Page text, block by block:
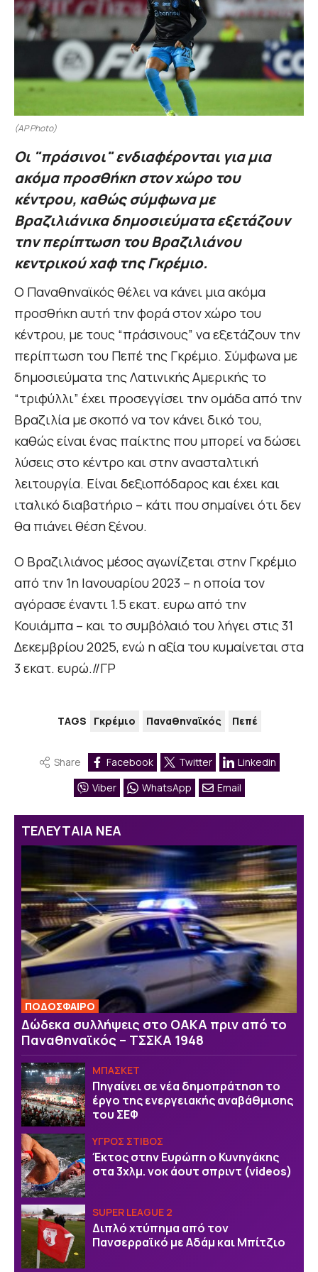
(AP Photo)
Οι "πράσινοι" ενδιαφέρονται για μια
ακόμα προσθήκη στον χώρο του
κέντρου, καθώς σύμφωνα με
Βραζιλιάνικα δημοσιεύματα εξετάζουν
την περίπτωση του Βραζιλιάνου
κεντρικού χαφ της Γκρέμιο.
Ο Παναθηναϊκός θέλει να κάνει μια ακόμα
προσθήκη αυτή την φορά στον χώρο του
κέντρου, με τους “πράσινους” να εξετάζουν την
περίπτωση του Πεπέ της Γκρέμιο. Σύμφωνα με
δημοσιεύματα της Λατινικής Αμερικής το
“τριφύλλι” έχει προσεγγίσει την ομάδα από την
Βραζιλία με σκοπό να τον κάνει δικό του,
καθώς είναι ένας παίκτης που μπορεί να δώσει
λύσεις στο κέντρο και στην ανασταλτική
λειτουργία. Είναι δεξιοπόδαρος και έχει και
ιταλικό διαβατήριο – κάτι που σημαίνει ότι δεν
θα πιάνει θέση ξένου.
Ο Βραζιλιάνος μέσος αγωνίζεται στην Γκρέμιο
από την 1η Ιανουαρίου 2023 – η οποία τον
αγόρασε έναντι 1.5 εκατ. ευρω από την
Κουιάμπα – και το συμβόλαιό του λήγει στις 31
Δεκεμβρίου 2025, ενώ η αξία του κυμαίνεται στα
3 εκατ. ευρώ.//ΓΡ
TAGS Γκρέμιο Παναθηναϊκός Πεπέ
Share Facebook Twitter
Linkedin
Viber
WhatsApp Email
ΤΕΛΕΥΤΑΙΑ ΝΕΑ
ΠΟΔΟΣΦΑΙΡΟ
Δώδεκα συλλήψεις στο ΟΑΚΑ πριν από το
Παναθηναϊκός – ΤΣΣΚΑ 1948
ΜΠΑΣΚΕΤ
Πηγαίνει σε νέα δημοπράτηση το
έργο της ενεργειακής αναβάθμισης
του ΣΕΦ
ΥΓΡΟΣ ΣΤΙΒΟΣ
Έκτος στην Ευρώπη ο Κυνηγάκης
στα 3χλμ. νοκ άουτ σπριντ (videos)
SUPER LEAGUE 2
Διπλό χτύπημα από τον
Πανσερραϊκό με Αδάμ και Μπίτζιο